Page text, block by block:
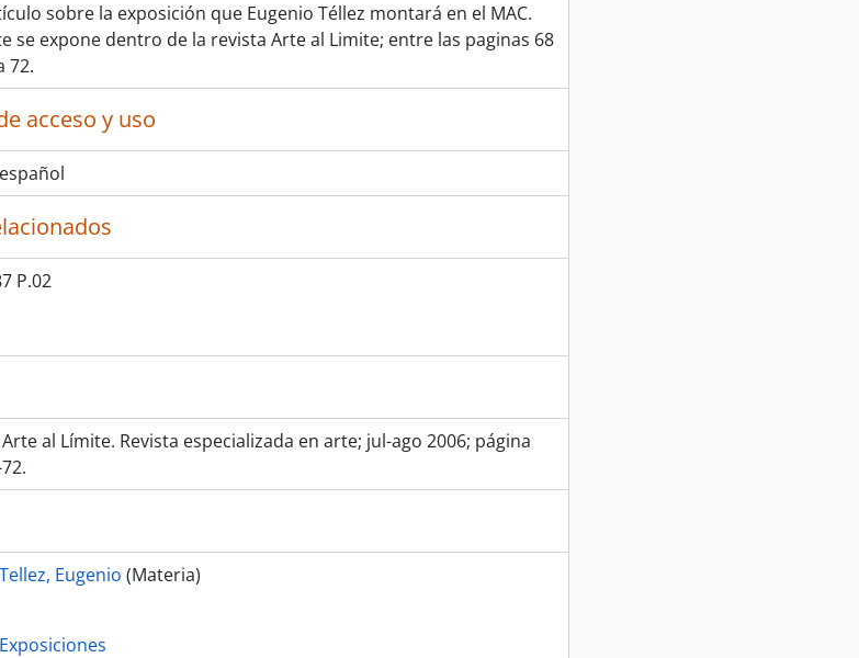
sobre la exposición que Eugenio Téllez montará en el MAC.
se expone dentro de la revista Arte al Limite; entre las paginas 68
72.
acceso y uso
español
P.02
al Límite. Revista especializada en arte; jul-ago 2006; página
Tellez, Eugenio (Materia)
Exposiciones